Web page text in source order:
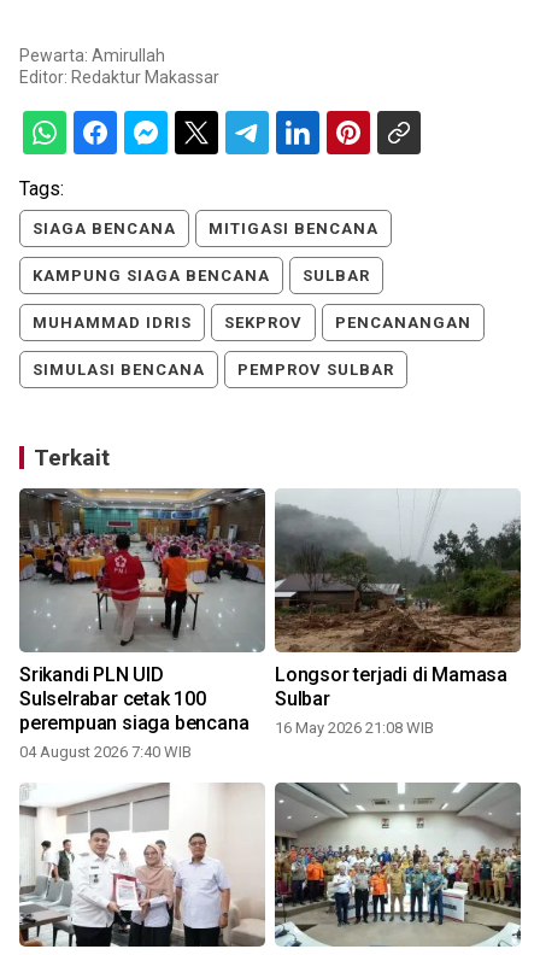
Pewarta: Amirullah
Editor: Redaktur Makassar
Tags:
SIAGA BENCANA MITIGASI BENCANA
KAMPUNG SIAGA BENCANA SULBAR
MUHAMMAD IDRIS SEKPROV PENCANANGAN
SIMULASI BENCANA PEMPROV SULBAR
Terkait
Srikandi PLN UID
Sulselrabar cetak 100
perempuan siaga bencana
04 August 2026 7:40 WIB
Longsor terjadi di Mamasa
Sulbar
16 May 2026 21:08 WIB